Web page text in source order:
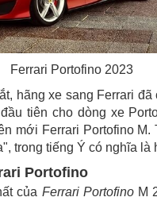
Ferrari Portofino 2023
hãng xe sang Ferrari
tiên cho dòng xe
mới Ferrari Portofino M.
trong tiếng Ý có nghĩa là
Portofino
của Ferrari Portofino M